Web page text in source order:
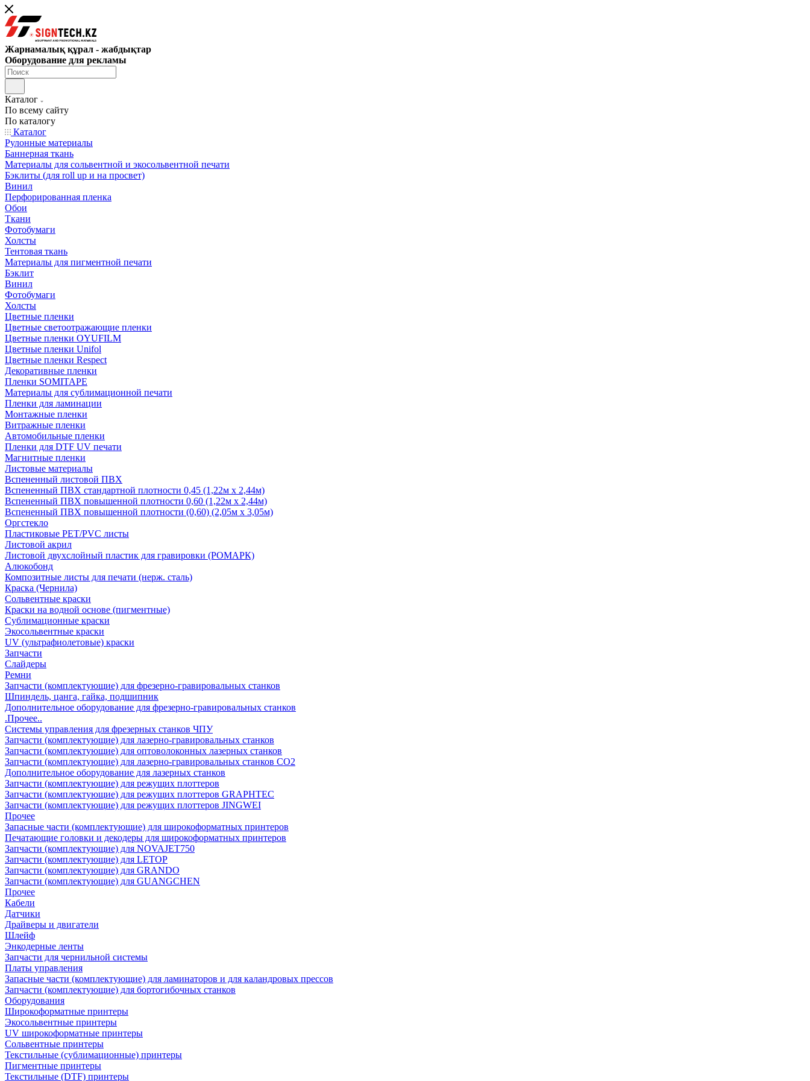
Жарнамалық құрал - жабдықтар
Оборудование для рекламы
Каталог
По всему сайту
По каталогу
Каталог
Рулонные материалы
Баннерная ткань
Материалы для сольвентной и экосольвентной печати
Бэклиты (для roll up и на просвет)
Винил
Перфорированная пленка
Обои
Ткани
Фотобумаги
Холсты
Тентовая ткань
Материалы для пигментной печати
Бэклит
Винил
Фотобумаги
Холсты
Цветные пленки
Цветные светоотражающие пленки
Цветные пленки OYUFILM
Цветные пленки Unifol
Цветные пленки Respect
Декоративные пленки
Пленки SOMITAPE
Материалы для сублимационной печати
Пленки для ламинации
Монтажные пленки
Витражные пленки
Автомобильные пленки
Пленки для DTF UV печати
Магнитные пленки
Листовые материалы
Вспененный листовой ПВХ
Вспененный ПВХ стандартной плотности 0,45 (1,22м х 2,44м)
Вспененный ПВХ повышенной плотности 0,60 (1,22м х 2,44м)
Вспененный ПВХ повышенной плотности (0,60) (2,05м х 3,05м)
Оргстекло
Пластиковые PET/PVC листы
Листовой акрил
Листовой двухслойный пластик для гравировки (РОМАРК)
Алюкобонд
Композитные листы для печати (нерж. сталь)
Краска (Чернила)
Сольвентные краски
Краски на водной основе (пигментные)
Сублимационные краски
Экосольвентные краски
UV (ультрафиолетовые) краски
Запчасти
Слайдеры
Ремни
Запчасти (комплектующие) для фрезерно-гравировальных станков
Шпиндель, цанга, гайка, подшипник
Дополнительное оборудование для фрезерно-гравировальных станков
.Прочее..
Системы управления для фрезерных станков ЧПУ
Запчасти (комплектующие) для лазерно-гравировальных станков
Запчасти (комплектующие) для оптоволоконных лазерных станков
Запчасти (комплектующие) для лазерно-гравировальных станков CO2
Дополнительное оборудование для лазерных станков
Запчасти (комплектующие) для режущих плоттеров
Запчасти (комплектующие) для режущих плоттеров GRAPHTEC
Запчасти (комплектующие) для режущих плоттеров JINGWEI
Прочее
Запасные части (комплектующие) для широкоформатных принтеров
Печатающие головки и декодеры для широкоформатных принтеров
Запчасти (комплектующие) для NOVAJET750
Запчасти (комплектующие) для LETOP
Запчасти (комплектующие) для GRANDO
Запчасти (комплектующие) для GUANGCHEN
Прочее
Кабели
Датчики
Драйверы и двигатели
Шлейф
Энкодерные ленты
Запчасти для чернильной системы
Платы управления
Запасные части (комплектующие) для ламинаторов и для каландровых прессов
Запчасти (комплектующие) для бортогибочных станков
Оборудования
Широкоформатные принтеры
Экосольвентные принтеры
UV широкоформатные принтеры
Сольвентные принтеры
Текстильные (сублимационные) принтеры
Пигментные принтеры
Текстильные (DTF) принтеры